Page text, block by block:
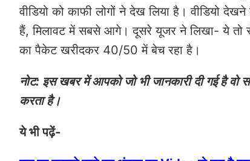
वीडियो को काफी लोगों ने देख लिया है। वीडियो
हैं, मिलावट में सबसे आगे। दूसरे यूजर ने लिखा- ये तो
का पैकेट खरीदकर 40/50 में बेच रहा है।
नोट: इस खबर में आपको जो भी जानकारी दी गई है वो
करता है।
ये भी पढ़ें-